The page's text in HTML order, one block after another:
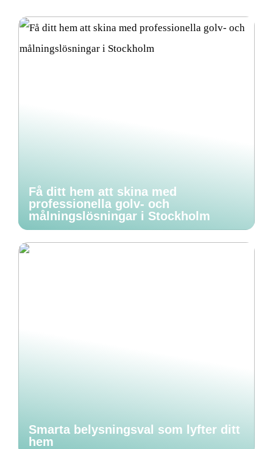
Få ditt hem att skina med
professionella golv- och
målningslösningar i Stockholm
Smarta belysningsval som lyfter ditt
hem